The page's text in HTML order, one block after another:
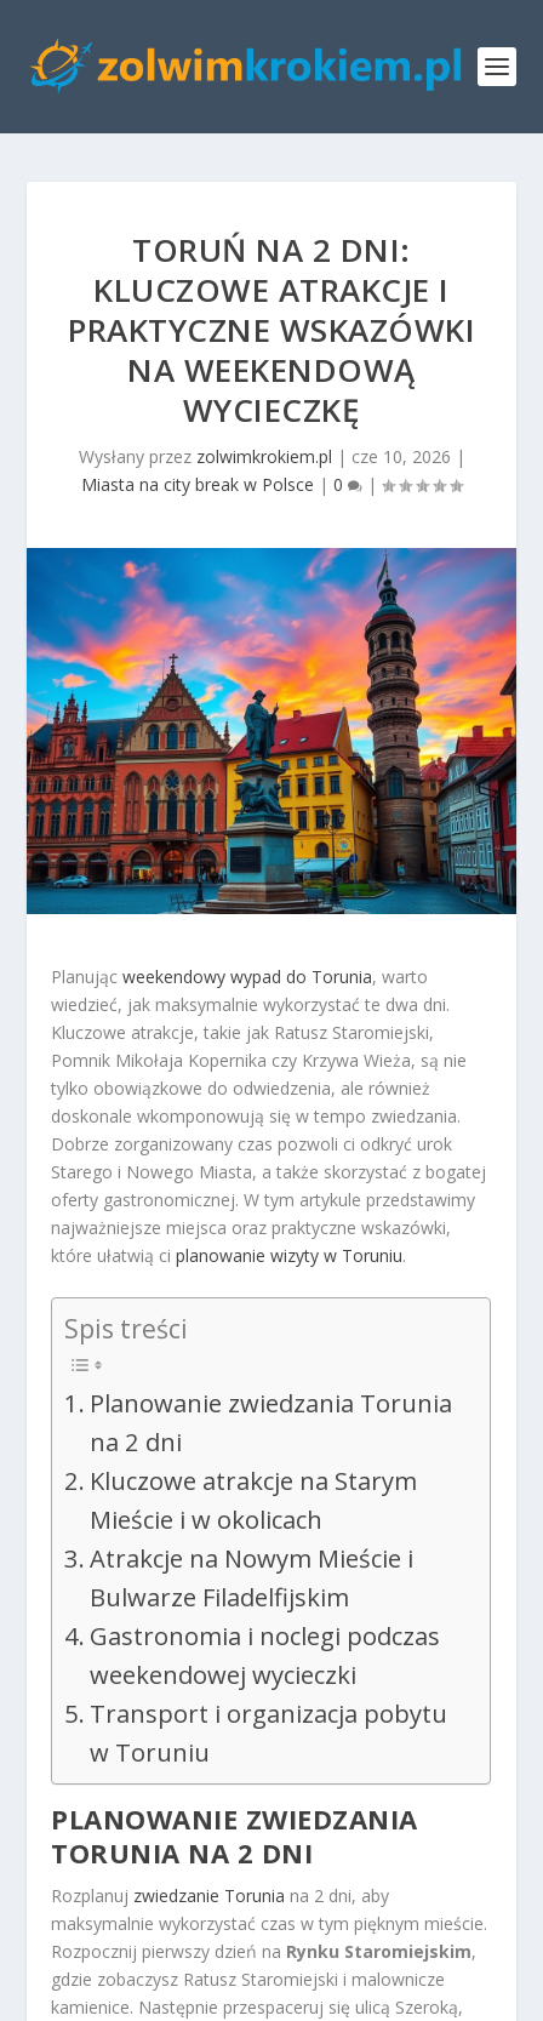
TORUŃ NA 2 DNI:
KLUCZOWE ATRAKCJE I
PRAKTYCZNE WSKAZÓWKI
NA WEEKENDOWĄ
WYCIECZKĘ
Wysłany przez zolwimkrokiem.pl | cze 10, 2026 |
Miasta na city break w Polsce | 0 |
Planującweekendowy wypad do Torunia, warto
wiedzieć, jak maksymalnie wykorzystać te dwa dni.
Kluczowe atrakcje, takie jak Ratusz Staromiejski,
Pomnik Mikołaja Kopernika czy Krzywa Wieża, są nie
tylko obowiązkowe do odwiedzenia, ale również
doskonale wkomponowują się w tempo zwiedzania.
Dobrze zorganizowany czas pozwoli ci odkryć urok
Starego i Nowego Miasta, a także skorzystać z bogatej
oferty gastronomicznej. W tym artykule przedstawimy
najważniejsze miejsca oraz praktyczne wskazówki,
które ułatwią ciplanowanie wizyty w Toruniu.
Spis treści
Planowanie zwiedzania Torunia
na 2 dni
Kluczowe atrakcje na Starym
Mieście i w okolicach
Atrakcje na Nowym Mieście i
Bulwarze Filadelfijskim
Gastronomia i noclegi podczas
weekendowej wycieczki
Transport i organizacja pobytu
w Toruniu
PLANOWANIE ZWIEDZANIA
TORUNIA NA 2 DNI
Rozplanuj zwiedzanie Torunia na 2 dni, aby
maksymalnie wykorzystać czas w tym pięknym mieście.
Rozpocznij pierwszy dzień na Rynku Staromiejskim,
gdzie zobaczysz Ratusz Staromiejski i malownicze
kamienice. Następnie przespaceruj się ulicą Szeroką,